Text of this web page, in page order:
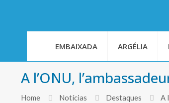
EMBAIXADA ARGÉLIA
A l’ONU,
Home Notícias Destaques A